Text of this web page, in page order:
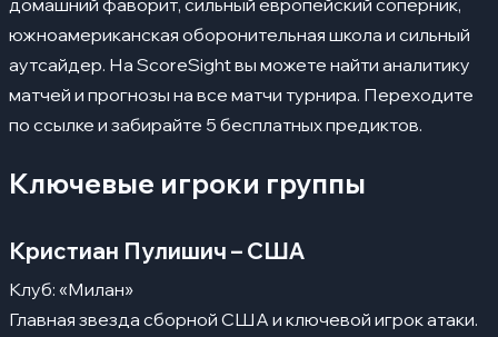
домашний фаворит, сильный европейский соперник,
южноамериканская оборонительная школа и сильный
аутсайдер. На ScoreSightвы можете найти аналитику
матчей и прогнозы на все матчи турнира. Переходите
по ссылке и забирайте 5 бесплатных предиктов.
Ключевые игроки группы
Кристиан Пулишич – США
Клуб: «Милан»
Главная звезда сборной США и ключевой игрок атаки.